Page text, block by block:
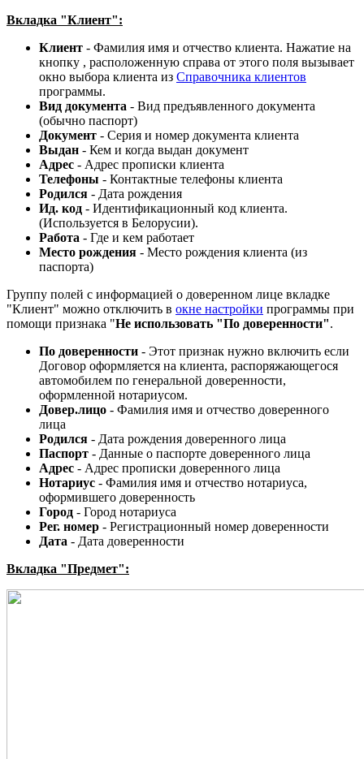
Вкладка "Клиент":
Клиент - Фамилия имя и отчество клиента. Нажатие на
кнопку , расположенную справа от этого поля вызывает
окно выбора клиента из Справочника клиентов
программы.
Вид документа - Вид предъявленного документа
(обычно паспорт)
Документ - Серия и номер документа клиента
Выдан - Кем и когда выдан документ
Адрес - Адрес прописки клиента
Телефоны - Контактные телефоны клиента
Родился - Дата рождения
Ид. код - Идентификационный код клиента.
(Используется в Белорусии).
Работа - Где и кем работает
Место рождения - Место рождения клиента (из
паспорта)
Группу полей с информацией о доверенном лице вкладке
"Клиент" можно отключить в окне настройки программы при
помощи признака "Не использовать "По доверенности".
По доверенности - Этот признак нужно включить если
Договор оформляется на клиента, распоряжающегося
автомобилем по генеральной доверенности,
оформленной нотариусом.
Довер.лицо - Фамилия имя и отчество доверенного
лица
Родился - Дата рождения доверенного лица
Паспорт - Данные о паспорте доверенного лица
Адрес - Адрес прописки доверенного лица
Нотариус - Фамилия имя и отчество нотариуса,
оформившего доверенность
Город - Город нотариуса
Рег. номер - Регистрационный номер доверенности
Дата - Дата доверенности
Вкладка "Предмет":